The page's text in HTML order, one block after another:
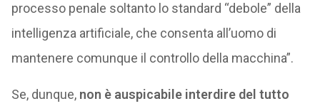
processo penale soltanto lo standard “debole” della
intelligenza artificiale, che consenta all’uomo di
mantenere comunque il controllo della macchina”.
Se, dunque, non è auspicabile interdire del tutto